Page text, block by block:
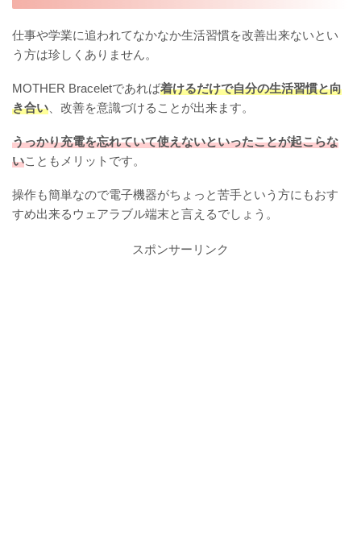
仕事や学業に追われてなかなか生活習慣を改善出来ないとい
う方は珍しくありません。
MOTHER Braceletであれば着けるだけで自分の生活習慣と向
き合い 、改善を意識づけることが出来ます。
うっかり充電を忘れていて使えないといったことが起こらな
いこともメリットです。
操作も簡単なので電子機器がちょっと苦手という方にもおす
すめ出来るウェアラブル端末と言えるでしょう。
スポンサーリンク